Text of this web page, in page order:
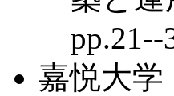
pp.21--
嘉悦大学